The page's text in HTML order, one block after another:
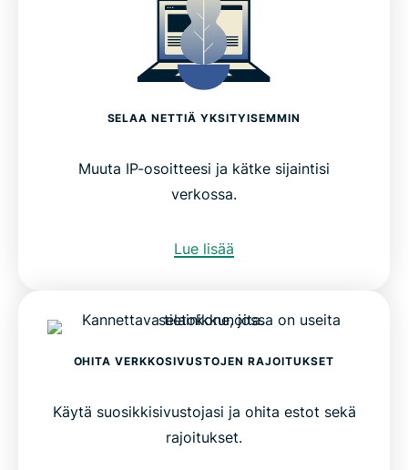
SELAA NETTIÄ YKSITYISEMMIN
Muuta IP-osoitteesi ja kätke sijaintisi
verkossa.
Lue lisää
OHITA VERKKOSIVUSTOJEN RAJOITUKSET
Käytä suosikkisivustojasi ja ohita estot sekä
rajoitukset.